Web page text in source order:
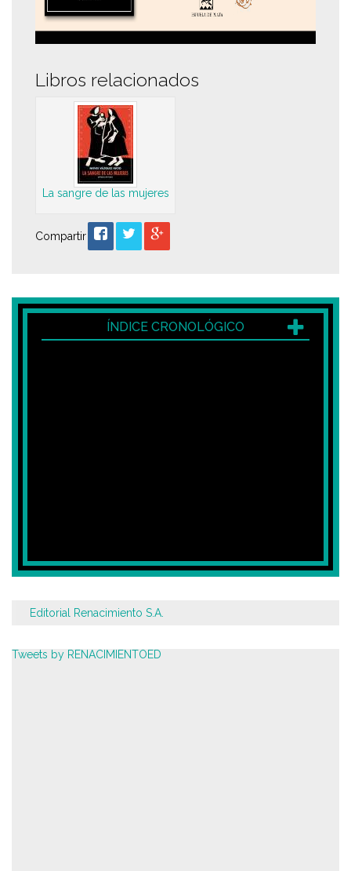
Libros relacionados
La sangre de las mujeres
Compartir
ÍNDICE CRONOLÓGICO
Editorial Renacimiento S.A.
Tweets by RENACIMIENTOED